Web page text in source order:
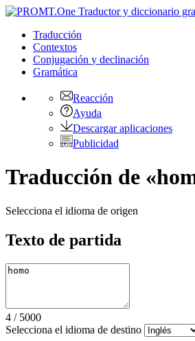
Traducción
Contextos
Conjugación y declinación
Gramática
Reacción
Ayuda
Descargar aplicaciones
Publicidad
Traducción de
Selecciona el idioma de origen
Texto de partida
4 / 5000
Selecciona el idioma de destino